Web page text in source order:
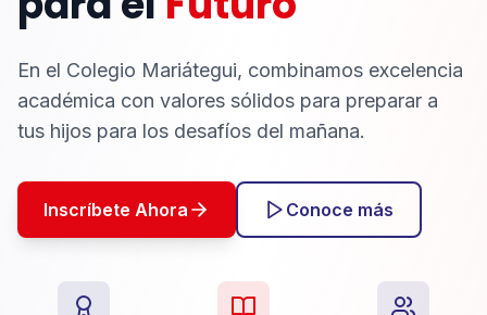
En el Colegio Mariátegui, combinamos excelencia
académica con valores sólidos para preparar a
tus hijos para los desafíos del mañana.
Inscríbete Ahora Conoce más